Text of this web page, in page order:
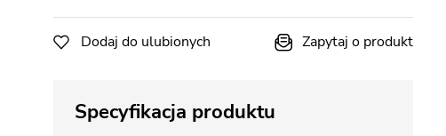
Dodaj do ulubionych Zapytaj o produkt
Specyfikacja produktu